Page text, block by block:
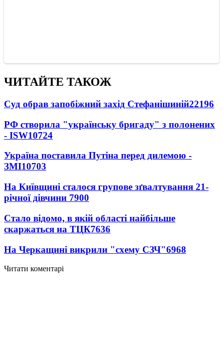
ЧИТАЙТЕ ТАКОЖ
Суд обрав запобіжний захід Стефанішиній22196
РФ створила "українську бригаду" з полонених
- ISW10724
Україна поставила Путіна перед дилемою -
ЗМІ10703
На Київщині сталося групове зґвалтування 21-
річної дівчини 7900
Стало відомо, в якій області найбільше
скаржаться на ТЦК7636
На Черкащині викрили "схему СЗЧ"6968
Читати коментарі